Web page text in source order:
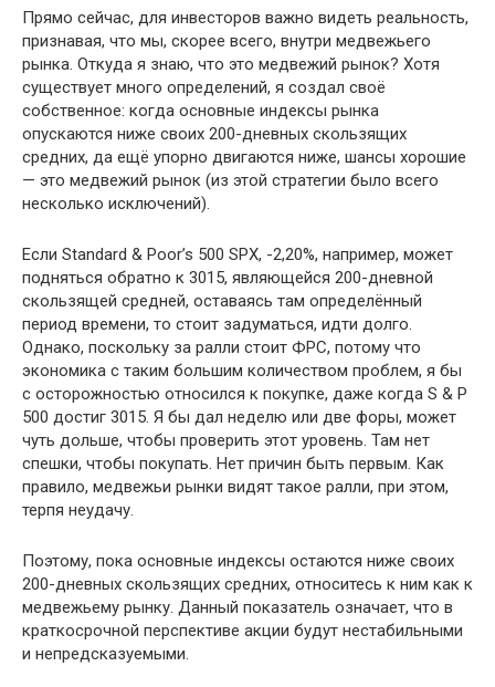
Прямо сейчас, для инвесторов важно видеть реальность,
признавая, что мы, скорее всего, внутри медвежьего
рынка. Откуда я знаю, что это медвежий рынок? Хотя
существует много определений, я создал своё
собственное: когда основные индексы рынка
опускаются ниже своих 200-дневных скользящих
средних, да ещё упорно двигаются ниже, шансы хорошие
— это медвежий рынок (из этой стратегии было всего
несколько исключений).
Если Standard & Poor’s 500 SPX, -2,20%, например, может
подняться обратно к 3015, являющейся 200-дневной
скользящей средней, оставаясь там определённый
период времени, то стоит задуматься, идти долго.
Однако, поскольку за ралли стоит ФРС, потому что
экономика с таким большим количеством проблем, я бы
с осторожностью относился к покупке, даже когда S & P
500 достиг 3015. Я бы дал неделю или две форы, может
чуть дольше, чтобы проверить этот уровень. Там нет
спешки, чтобы покупать. Нет причин быть первым. Как
правило, медвежьи рынки видят такое ралли, при этом,
терпя неудачу.
Поэтому, пока основные индексы остаются ниже своих
200-дневных скользящих средних, относитесь к ним как к
медвежьему рынку. Данный показатель означает, что в
краткосрочной перспективе акции будут нестабильными
и непредсказуемыми.